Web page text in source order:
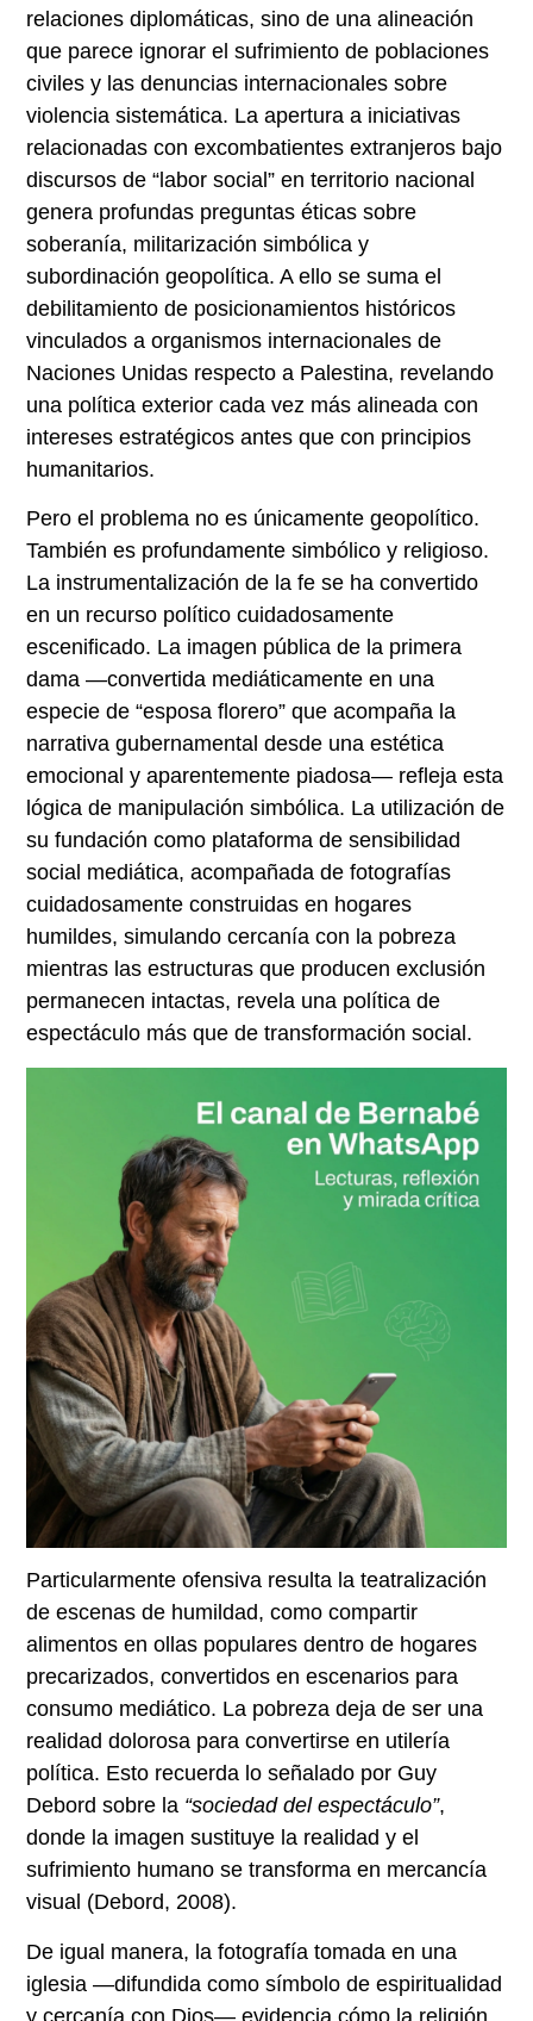
relaciones diplomáticas, sino de una alineación
que parece ignorar el sufrimiento de poblaciones
civiles y las denuncias internacionales sobre
violencia sistemática. La apertura a iniciativas
relacionadas con excombatientes extranjeros bajo
discursos de “labor social” en territorio nacional
genera profundas preguntas éticas sobre
soberanía, militarización simbólica y
subordinación geopolítica. A ello se suma el
debilitamiento de posicionamientos históricos
vinculados a organismos internacionales de
Naciones Unidas respecto a Palestina, revelando
una política exterior cada vez más alineada con
intereses estratégicos antes que con principios
humanitarios.
Pero el problema no es únicamente geopolítico.
También es profundamente simbólico y religioso.
La instrumentalización de la fe se ha convertido
en un recurso político cuidadosamente
escenificado. La imagen pública de la primera
dama —convertida mediáticamente en una
especie de “esposa florero” que acompaña la
narrativa gubernamental desde una estética
emocional y aparentemente piadosa— refleja esta
lógica de manipulación simbólica. La utilización de
su fundación como plataforma de sensibilidad
social mediática, acompañada de fotografías
cuidadosamente construidas en hogares
humildes, simulando cercanía con la pobreza
mientras las estructuras que producen exclusión
permanecen intactas, revela una política de
espectáculo más que de transformación social.
Particularmente ofensiva resulta la teatralización
de escenas de humildad, como compartir
alimentos en ollas populares dentro de hogares
precarizados, convertidos en escenarios para
consumo mediático. La pobreza deja de ser una
realidad dolorosa para convertirse en utilería
política. Esto recuerda lo señalado por Guy
Debord sobre la “sociedad del espectáculo”,
donde la imagen sustituye la realidad y el
sufrimiento humano se transforma en mercancía
visual (Debord, 2008).
De igual manera, la fotografía tomada en una
iglesia —difundida como símbolo de espiritualidad
y cercanía con Dios— evidencia cómo la religión